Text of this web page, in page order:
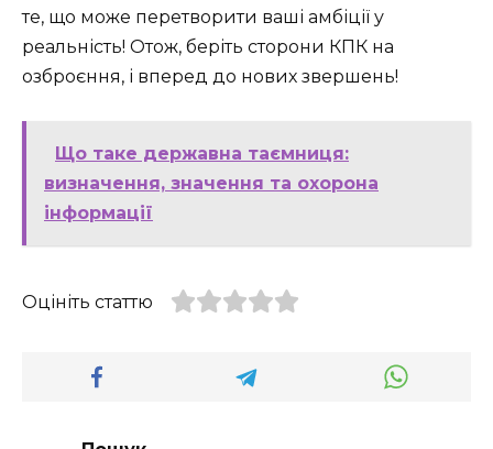
те, що може перетворити ваші амбіції у
реальність! Отож, беріть сторони КПК на
озброєння, і вперед до нових звершень!
Що таке державна таємниця:
визначення, значення та охорона
інформації
Оцініть статтю